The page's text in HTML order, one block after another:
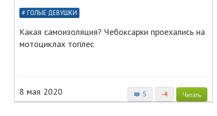
ГОЛЫЕ ДЕВУШКИ
Какая самоизоляция? Чебоксарки проехались на
мотоциклах топлес
5 -4 Читать
8 мая 2020